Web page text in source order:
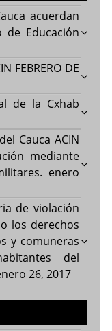
acuerdan
Educación
FEBRERO DE
de la Cxhab
Cauca ACIN
mediante
enero
de violación
los derechos
y comuneras
del
26, 2017